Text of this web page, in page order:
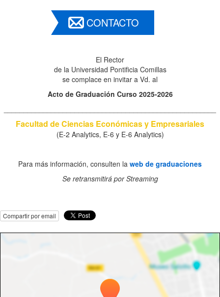
CONTACTO
El Rector
de la Universidad Pontificia Comillas
se complace en invitar a Vd. al
Acto de Graduación Curso 2025-2026
Facultad de Ciencias Económicas y Empresariales
(E-2 Analytics, E-6 y E-6 Analytics)
Para más información, consulten la web de graduaciones
Se retransmitirá por Streaming
Compartir por email